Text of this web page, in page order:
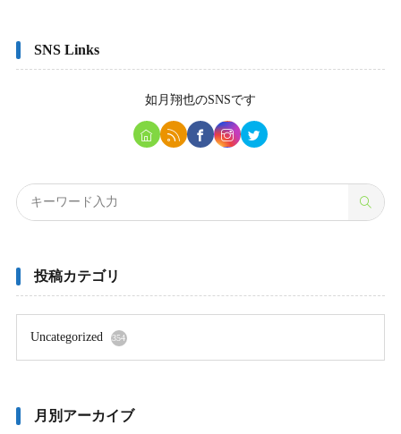
SNS Links
如月翔也のSNSです
投稿カテゴリ
Uncategorized 354
月別アーカイブ